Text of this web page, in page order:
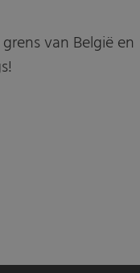
van België en